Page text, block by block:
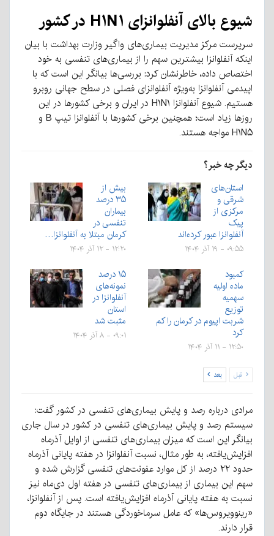
شیوع بالای آنفلوانزای H۱N۱ در کشور
سرپرست مرکز مدیریت بیماری‌های واگیر وزارت بهداشت با بیان
اینکه آنفلوانزا بیشترین سهم را از بیماری‌های تنفسی به خود
اختصاص داده، خاطرنشان کرد: بررسی‌ها بیانگر این است که با
اپیدمی آنفلوانزا به‌ویژه آنفلوانزای فصلی در سطح جهانی روبرو
هستیم. شیوع آنفلوانزا H۱N۱ در ایران و برخی کشورها در این
روزها زیاد است؛ همچنین برخی کشورها با آنفلوانزا تیپ B و
H۱N۵ مواجه هستند.
دیگر چه خبر؟
استان‌های
شرقی و
مرکزی از
پیک
آنفلوانزا عبور کرده‌اند
۰۹:۵۵ - ۱۹ آذر ۱۴۰۴
بیش از
۳۵ درصد
بیماران
تنفسی در
کرمان مبتلا به آنفلوانزا…
۱۲:۲۰ - ۱۲ آذر ۱۴۰۴
کمبود
ماده اولیه
سهمیه
توزیع
شربت اپیوم در کرمان را کم
کرد
۱۲:۵۰ - ۱۱ آذر ۱۴۰۴
۱۵ درصد
نمونه‌های
آنفلوانزا در
استان
مثبت شد
۰۹:۰۱ - ۸ آذر ۱۴۰۴
قبل بعد
مرادی درباره رصد و پایش بیماری‌های تنفسی در کشور گفت:
سیستم رصد و پایش بیماری‌های تنفسی در کشور در سال جاری
بیانگر این است که میزان بیماری‌های تنفسی از اوایل آذرماه
افزایش‌یافته، به طور مثال، نسبت آنفلوانزا در هفته پایانی آذرماه
حدود ۲۲ درصد از کل موارد عفونت‌های تنفسی گزارش شده و
سهم این بیماری از بیماری‌های تنفسی در هفته اول دی‌ماه نیز
نسبت به هفته پایانی آذرماه افزایش‌یافته است. پس از آنفلوانزا،
«رینوویروس‌ها» که عامل سرماخوردگی هستند در جایگاه دوم
قرار دارند.